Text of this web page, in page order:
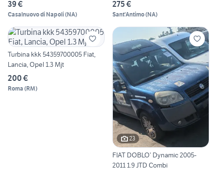
39 €
Casalnuovo di Napoli(NA)
275 €
Sant'Antimo(NA)
Turbina kkk 54359700005 Fiat,
Lancia, Opel 1.3 Mjt
200 €
Roma (RM)
23
FIAT DOBLO’ Dynamic 2005-
2011 1.9 JTD Combi